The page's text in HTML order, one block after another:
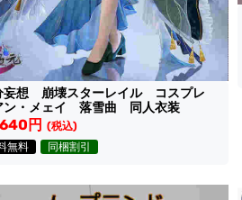
妄想 崩壊スターレイル コスプレ
ン・メェイ 落雪曲 同人衣装
円 (税込)
無料
同梱割引